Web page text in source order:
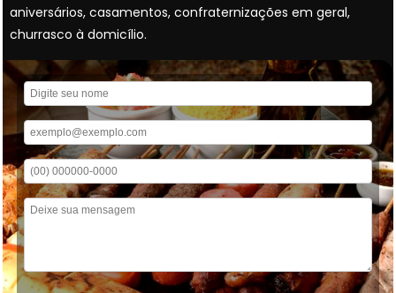
aniversários, casamentos, confraternizações em geral,
churrasco à domicílio.